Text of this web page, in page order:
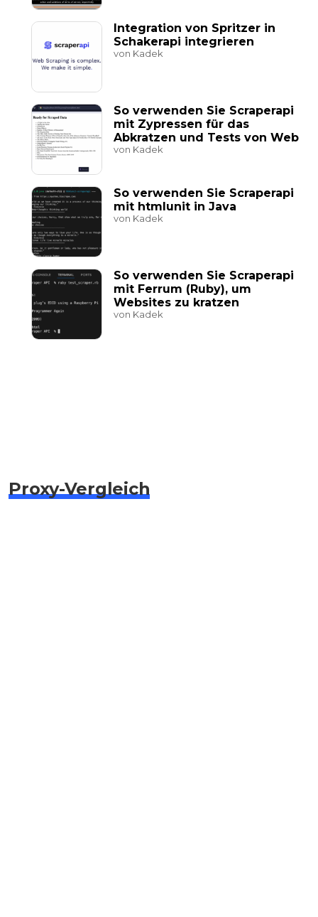
Integration von Spritzer in
Schakerapi integrieren
von Kadek
So verwenden Sie Scraperapi
mit Zypressen für das
Abkratzen und Tests von Web
von Kadek
So verwenden Sie Scraperapi
mit htmlunit in Java
von Kadek
So verwenden Sie Scraperapi
mit Ferrum (Ruby), um
Websites zu kratzen
von Kadek
Proxy-Vergleich